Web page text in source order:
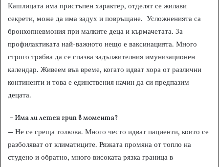
Кашлицата има пристъпен характер, отделят се жилави
секрети, може да има задух и повръщане. Усложненията са
бронхопневмония при малките деца и кърмачетата. За
профилактиката най-важното нещо е ваксинацията. Много
строго трябва да се спазва задължителния имунизационен
календар. Живеем във време, когато идват хора от различни
континенти и това е единствения начин да си предпазим
децата.
– Има ли летен грип в момента?
– Не се среща толкова. Много често идват пациенти, които се
разболяват от климатиците. Рязката промяна от топло на
студено и обратно, много високата рязка граница в